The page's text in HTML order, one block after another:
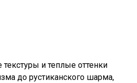
и теплые оттенки
до рустиканского шарма,